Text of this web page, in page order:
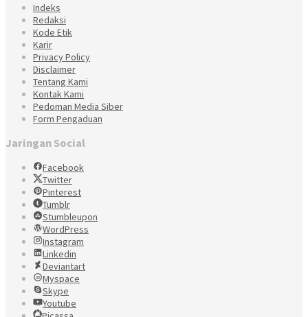
Indeks
Redaksi
Kode Etik
Karir
Privacy Policy
Disclaimer
Tentang Kami
Kontak Kami
Pedoman Media Siber
Form Pengaduan
Jaringan Social
Facebook
Twitter
Pinterest
Tumblr
Stumbleupon
WordPress
Instagram
Linkedin
Deviantart
Myspace
Skype
Youtube